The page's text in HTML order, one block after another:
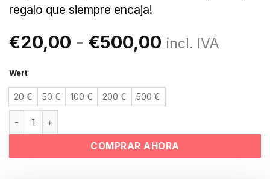
regalo que siempre encaja!
€20,00 - €500,00 Rango
desde
€20,00
€500,00
incl. IVA
Wert
20 € 50 € 100 € 200 €
500 €
Vale de Regalo PEPPER Tienda Online cantidad
COMPRAR AHORA